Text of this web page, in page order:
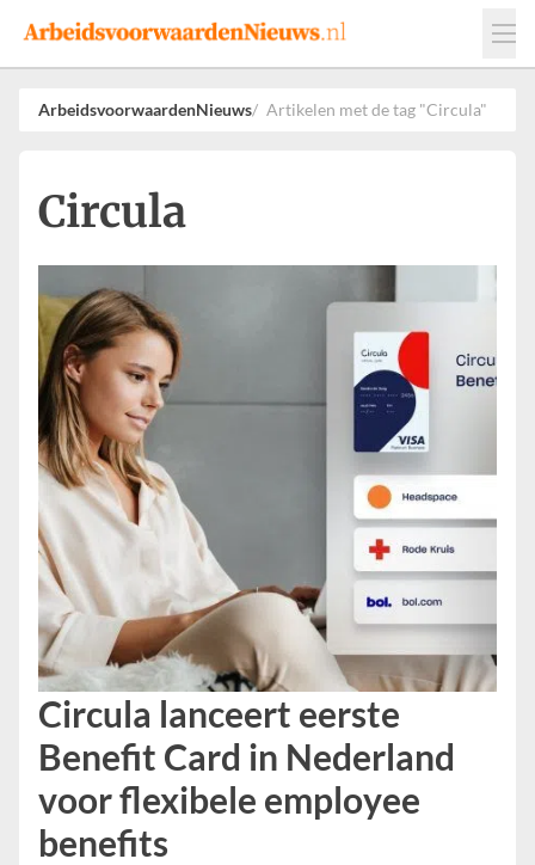
Events
Adverteren
Leveranciers
ArbeidsvoorwaardenNieuws Artikelen met de tag "Circula"
Circula
Circula lanceert eerste
Benefit Card in Nederland
voor flexibele employee
benefits